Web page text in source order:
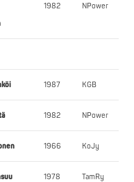
1982 NPower
1987 KGB
1982 NPower
1966 KoJy
1978 TamRy